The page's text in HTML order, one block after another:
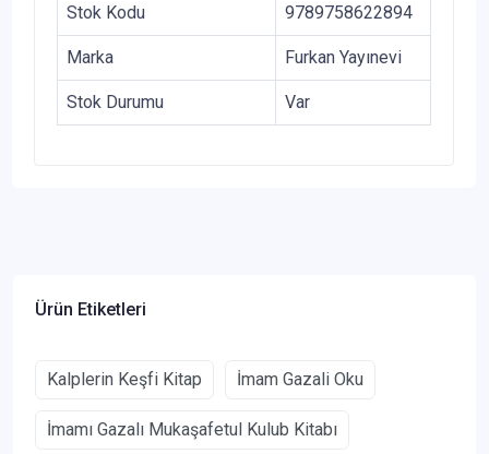
Stok Kodu 9789758622894
Marka Furkan Yayınevi
Stok Durumu Var
Ürün Etiketleri
Kalplerin Keşfi Kitap İmam Gazali Oku
İmamı Gazalı Mukaşafetul Kulub Kitabı